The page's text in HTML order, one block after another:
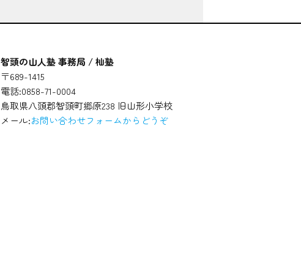
智頭の山人塾 事務局 / 杣塾
〒689-1415
電話:0858-71-0004
鳥取県八頭郡智頭町郷原238 旧山形小学校
メール:お問い合わせフォームからどうぞ